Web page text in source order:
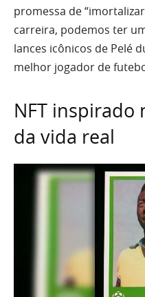
promessa de
carreira, podemos ter
lances icônicos de Pelé
melhor jogador de
NFT inspirado
da vida real